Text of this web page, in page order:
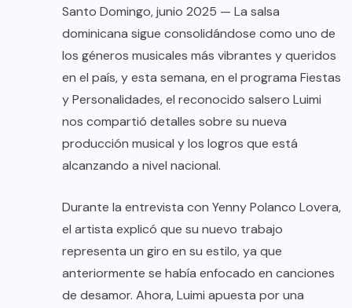
Santo Domingo, junio 2025 — La salsa
dominicana sigue consolidándose como uno de
los géneros musicales más vibrantes y queridos
en el país, y esta semana, en el programa Fiestas
y Personalidades, el reconocido salsero Luimi
nos compartió detalles sobre su nueva
producción musical y los logros que está
alcanzando a nivel nacional.
Durante la entrevista con Yenny Polanco Lovera,
el artista explicó que su nuevo trabajo
representa un giro en su estilo, ya que
anteriormente se había enfocado en canciones
de desamor. Ahora, Luimi apuesta por una